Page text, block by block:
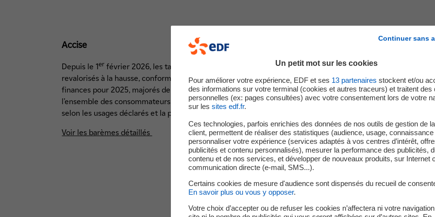
Accise
Depuis le 1er février 2026, les tarifs d’accise sur l’électricité ont été
revalorisés à la hausse, conformément aux tarifs prévus par la loi de
finances pour 2025, majorés de l’inflation. Cette évolution s’applique à
l’ensemble des consommateurs finals d’électricité, dont les collectivités,
selon les usages déclarés et la puissance des sites concernés.
Voir les barèmes détaillés
Au 1erfévrier 2026, les
ont été revus à la baisse
pour les sites
pour les sites
le taux de CTA est
La CTA reste soumise à la
Prochaines échéances
Continuer sans
Un petit mot sur les cookies
Pour améliorer votre expérience, EDF et ses 13 partenaires stockent et/ou
des informations sur votre terminal (cookies et autres traceurs) et traitent des
personnelles (ex: pages consultées) avec votre consentement lors de votre
sur les sites edf.fr.
Ces technologies, parfois enrichies des données de nos outils de gestion de
client, permettent de réaliser des statistiques (audience, usage,
personnaliser votre expérience (services adaptés à vos centres d’intérêt,
publicités et contenu personnalisés), mesurer la performance des publicités,
contenu et de nos services, et développer de nouveaux produits, sur Internet
communication directe (e-mail, SMS...).
Certains cookies de mesure d'audience sont dispensés du recueil de
En savoir plus ou vous y opposer.
Votre choix d’accepter ou de refuser les cookies n’affectera ni votre